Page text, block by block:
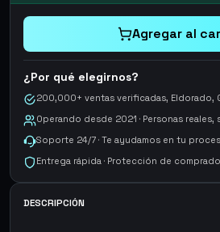
Agregar al
¿Por qué elegirnos?
200,000+ ventas verificadas, Eldorado,
Operando desde 2021 · Personas
Soporte 24/7 · Te ayudamos en tu
Entrega rápida · Protección de
DESCRIPCIÓN